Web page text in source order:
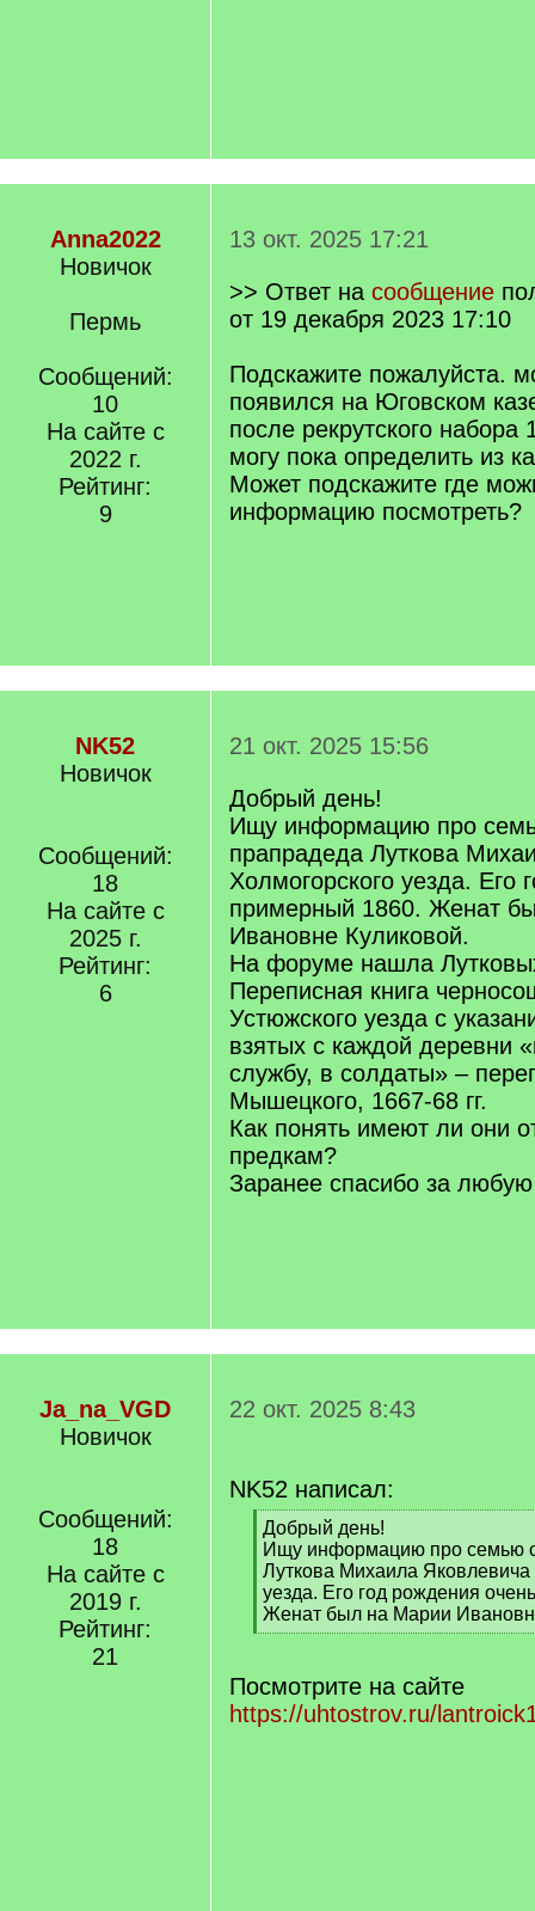
Anna2022
Новичок
Пермь
Сообщений:
10
На сайте с
2022 г.
Рейтинг:
9
13 окт. 2025 17:21
>> Ответ на сообщение
от 19 декабря 2023 17:10
Подскажите пожалуйста.
появился на Юговском
после рекрутского набора
могу пока определить из
Может подскажите где
информацию посмотреть?
NK52
Новичок
Сообщений:
18
На сайте с
2025 г.
Рейтинг:
6
21 окт. 2025 15:56
Добрый день!
Ищу информацию про
прапрадеда Луткова
Холмогорского уезда. Его
примерный 1860. Женат
Ивановне Куликовой.
На форуме нашла
Переписная книга
Устюжского уезда с
взятых с каждой деревни
службу, в солдаты» –
Мышецкого, 1667-68 гг.
Как понять имеют ли они
предкам?
Заранее спасибо за
Ja_na_VGD
Новичок
Сообщений:
18
На сайте с
2019 г.
Рейтинг:
21
22 окт. 2025 8:43
NK52 написал:
[
q
]
Добрый день!
Ищу информацию про семью
Луткова Михаила Яковлевича
уезда. Его год рождения
Женат был на Марии
[
q
]
Посмотрите на сайте
https://uhtostrov.ru/